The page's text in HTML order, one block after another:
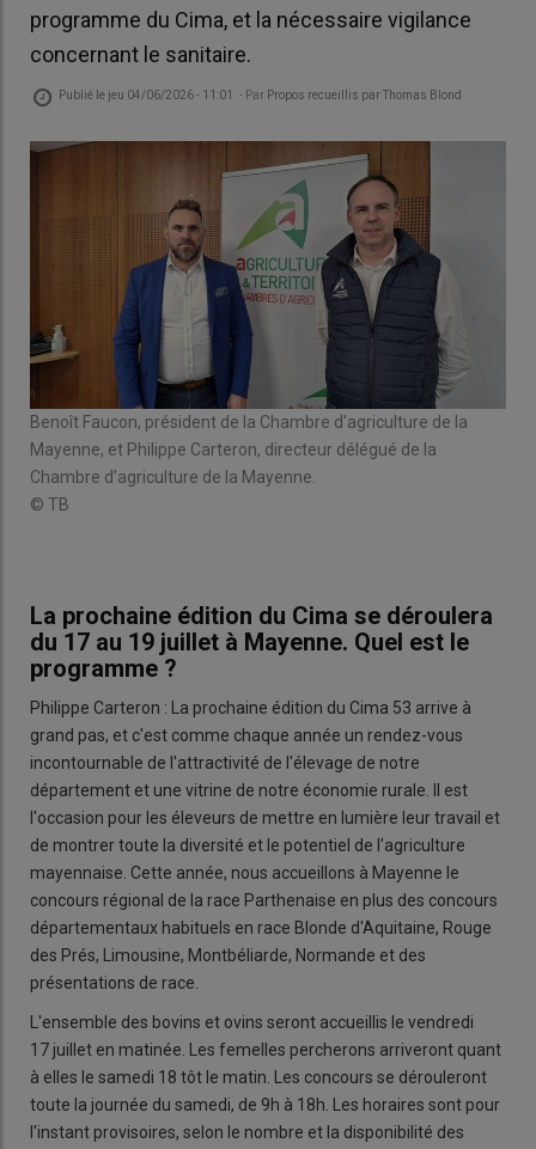
programme du Cima, et la nécessaire vigilance
concernant le sanitaire.
Publié le jeu 04/06/2026 - 11:01 - Par Propos recueillis par Thomas Blond
Benoît Faucon, président de la Chambre d'agriculture de la
Mayenne, et Philippe Carteron, directeur délégué de la
Chambre d’agriculture de la Mayenne.
© TB
La prochaine édition du Cima se déroulera
du 17 au 19 juillet à Mayenne. Quel est le
programme ?
Philippe Carteron : La prochaine édition du Cima 53 arrive à
grand pas, et c'est comme chaque année un rendez-vous
incontournable de l'attractivité de l'élevage de notre
département et une vitrine de notre économie rurale. Il est
l'occasion pour les éleveurs de mettre en lumière leur travail et
de montrer toute la diversité et le potentiel de l'agriculture
mayennaise. Cette année, nous accueillons à Mayenne le
concours régional de la race Parthenaise en plus des concours
départementaux habituels en race Blonde d'Aquitaine, Rouge
des Prés, Limousine, Montbéliarde, Normande et des
présentations de race.
L'ensemble des bovins et ovins seront accueillis le vendredi
17 juillet en matinée. Les femelles percherons arriveront quant
à elles le samedi 18 tôt le matin. Les concours se dérouleront
toute la journée du samedi, de 9h à 18h. Les horaires sont pour
l'instant provisoires, selon le nombre et la disponibilité des